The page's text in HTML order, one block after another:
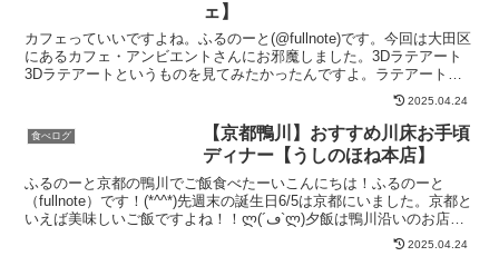
ェ】
カフェっていいですよね。ふるのーと(@fullnote)です。今回は大田区
にあるカフェ・アンビエントさんにお邪魔しました。3Dラテアート
3Dラテアートというものを見てみたかったんですよ。ラテアートは
2025.04.24
食べログ
【京都鴨川】おすすめ川床お手頃
ディナー【うしのほね本店】
ふるのーと京都の鴨川でご飯食べたーいこんにちは！ふるのーと
（fullnote）です！(*^^*)先週末の誕生日6/5は京都にいました。京都と
いえば美味しいご飯ですよね！！ლ(´ڡ`ლ)夕飯は鴨川沿いのお店の
2025.04.24